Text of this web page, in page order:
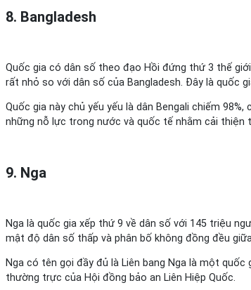
8. Bangladesh
Quốc gia có dân số theo đạo Hồi đứng thứ 3 thế
rất nhỏ so với dân số của Bangladesh. Đây là quốc
Quốc gia này chủ yếu yếu là dân Bengali chiếm
những nỗ lực trong nước và quốc tế nhằm cải thiện
9. Nga
Nga là quốc gia xếp thứ 9 về dân số với 145 triệu
mật độ dân số thấp và phân bố không đồng đều
Nga có tên gọi đầy đủ là Liên bang Nga là một quốc
thường trực của Hội đồng bảo an Liên Hiệp Quốc.